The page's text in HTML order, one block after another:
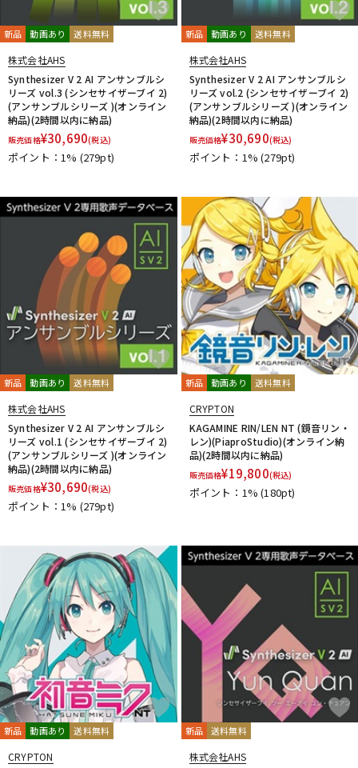
新品 動画あり 送料無料
株式会社AHS
Synthesizer V 2 AI アンサンブルシ
リーズ vol.3 (シンセサイザーブイ 2)
(アンサンブルシリーズ )(オンライン
納品)(2時間以内に納品)
販売価格¥30,690(税込)
ポイント：1% (279pt)
新品 動画あり 送料無料
株式会社AHS
Synthesizer V 2 AI アンサンブルシ
リーズ vol.2 (シンセサイザーブイ 2)
(アンサンブルシリーズ )(オンライン
納品)(2時間以内に納品)
販売価格¥30,690(税込)
ポイント：1%(279pt)
新品 動画あり 送料無料
株式会社AHS
Synthesizer V 2 AI アンサンブルシ
リーズ vol.1 (シンセサイザーブイ 2)
(アンサンブルシリーズ )(オンライン
納品)(2時間以内に納品)
販売価格¥30,690(税込)
ポイント：1% (279pt)
新品 動画あり 送料無料
CRYPTON
KAGAMINE RIN/LEN NT (鏡音リン・
レン)(PiaproStudio)(オンライン納
品)(2時間以内に納品)
販売価格¥19,800(税込)
ポイント：1%(180pt)
新品 動画あり 送料無料
CRYPTON
新品 送料無料
株式会社AHS